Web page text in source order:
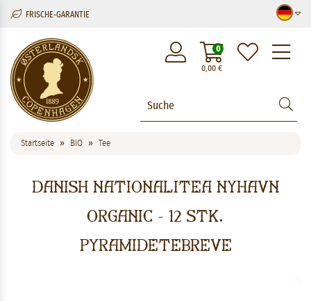
FRISCHE-GARANTIE
0,00€
0
Startseite BIO Tee
Danish Nationalitea Nyhavn
Organic - 12 stk.
pyramidetebreve